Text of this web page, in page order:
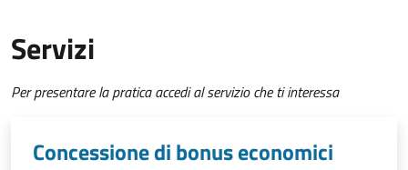
Servizi
Per presentare la pratica accedi al servizio che ti interessa
Concessione di bonus economici